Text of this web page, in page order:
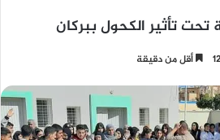
تحت تأثير الكحول ببركان
أقل من دقيقة